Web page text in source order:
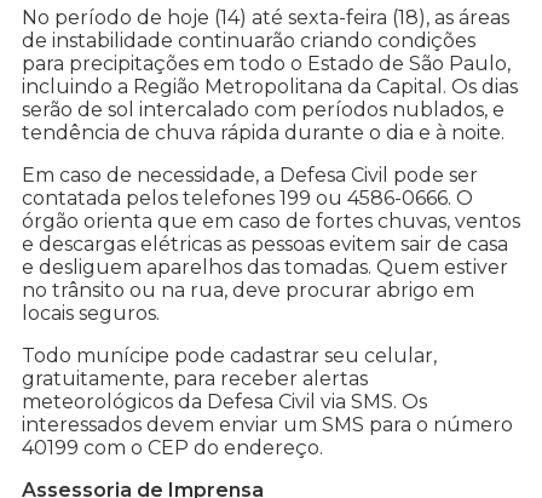
No período de hoje (14) até sexta-feira (18), as áreas
de instabilidade continuarão criando condições
para precipitações em todo o Estado de São Paulo,
incluindo a Região Metropolitana da Capital. Os dias
serão de sol intercalado com períodos nublados, e
tendência de chuva rápida durante o dia e à noite.
Em caso de necessidade, a Defesa Civil pode ser
contatada pelos telefones 199 ou 4586-0666. O
órgão orienta que em caso de fortes chuvas, ventos
e descargas elétricas as pessoas evitem sair de casa
e desliguem aparelhos das tomadas. Quem estiver
no trânsito ou na rua, deve procurar abrigo em
locais seguros.
Todo munícipe pode cadastrar seu celular,
gratuitamente, para receber alertas
meteorológicos da Defesa Civil via SMS. Os
interessados devem enviar um SMS para o número
40199 com o CEP do endereço.
Assessoria de Imprensa